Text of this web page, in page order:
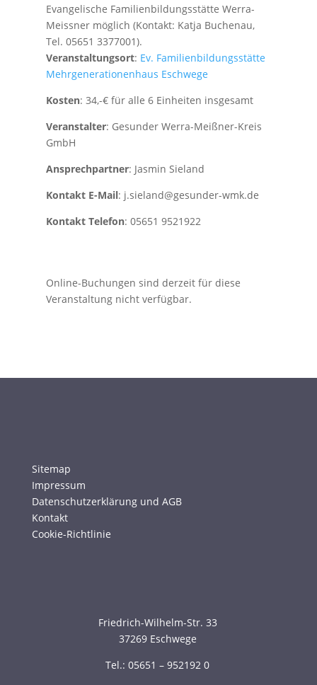
Evangelische Familienbildungsstätte Werra-
Meissner möglich (Kontakt: Katja Buchenau,
Tel. 05651 3377001).
Veranstaltungsort: Ev. Familienbildungsstätte
Mehrgenerationenhaus Eschwege
Kosten: 34,-€ für alle 6 Einheiten insgesamt
Veranstalter: Gesunder Werra-Meißner-Kreis
GmbH
Ansprechpartner: Jasmin Sieland
Kontakt E-Mail: j.sieland@gesunder-wmk.de
Kontakt Telefon: 05651 9521922
Online-Buchungen sind derzeit für diese
Veranstaltung nicht verfügbar.
Sitemap
Impressum
Datenschutzerklärung und AGB
Kontakt
Cookie-Richtlinie
Friedrich-Wilhelm-Str. 33
37269 Eschwege
Tel.: 05651 – 952192 0